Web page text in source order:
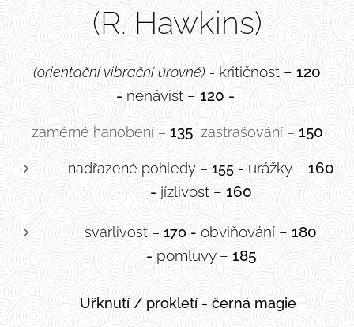
(R. Hawkins)
(orientační vibrační úrovně) - kritičnost – 120
- nenávist – 120 -
záměrné hanobení – 135 zastrašování – 150
nadřazené pohledy – 155 - urážky – 160
- jízlivost – 160
svárlivost – 170 - obviňování – 180
- pomluvy – 185
Uřknutí / prokletí = černá magie